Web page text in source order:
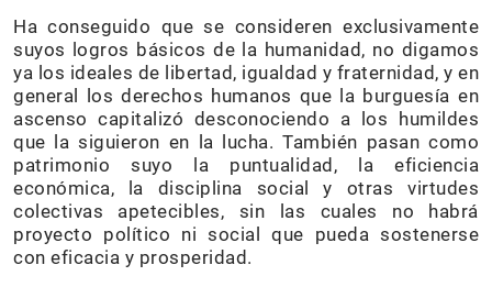
Ha conseguido que se consideren exclusivamente
suyos logros básicos de la humanidad, no digamos
ya los ideales de libertad, igualdad y fraternidad, y en
general los derechos humanos que la burguesía en
ascenso capitalizó desconociendo a los humildes
que la siguieron en la lucha. También pasan como
patrimonio suyo la puntualidad, la eficiencia
económica, la disciplina social y otras virtudes
colectivas apetecibles, sin las cuales no habrá
proyecto político ni social que pueda sostenerse
con eficacia y prosperidad.